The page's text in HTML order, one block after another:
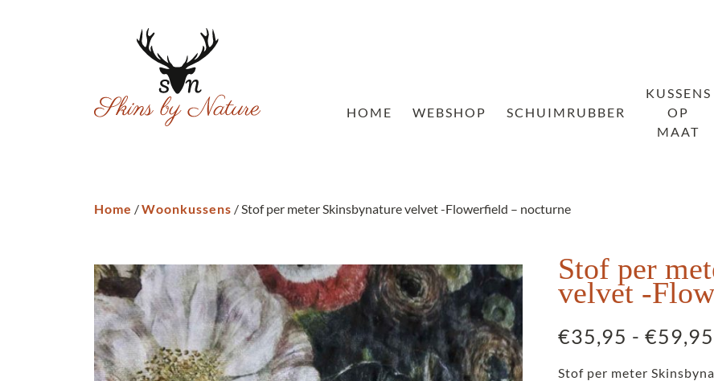
HOME WEBSHOP SCHUIMRUBBER
KUSSENS
OP
MAAT
Home /Woonkussens / Stof per meter Skinsbynature velvet -Flowerfield – nocturne
Stof per
velvet -
€35,95 - €59,95
Stof per meter